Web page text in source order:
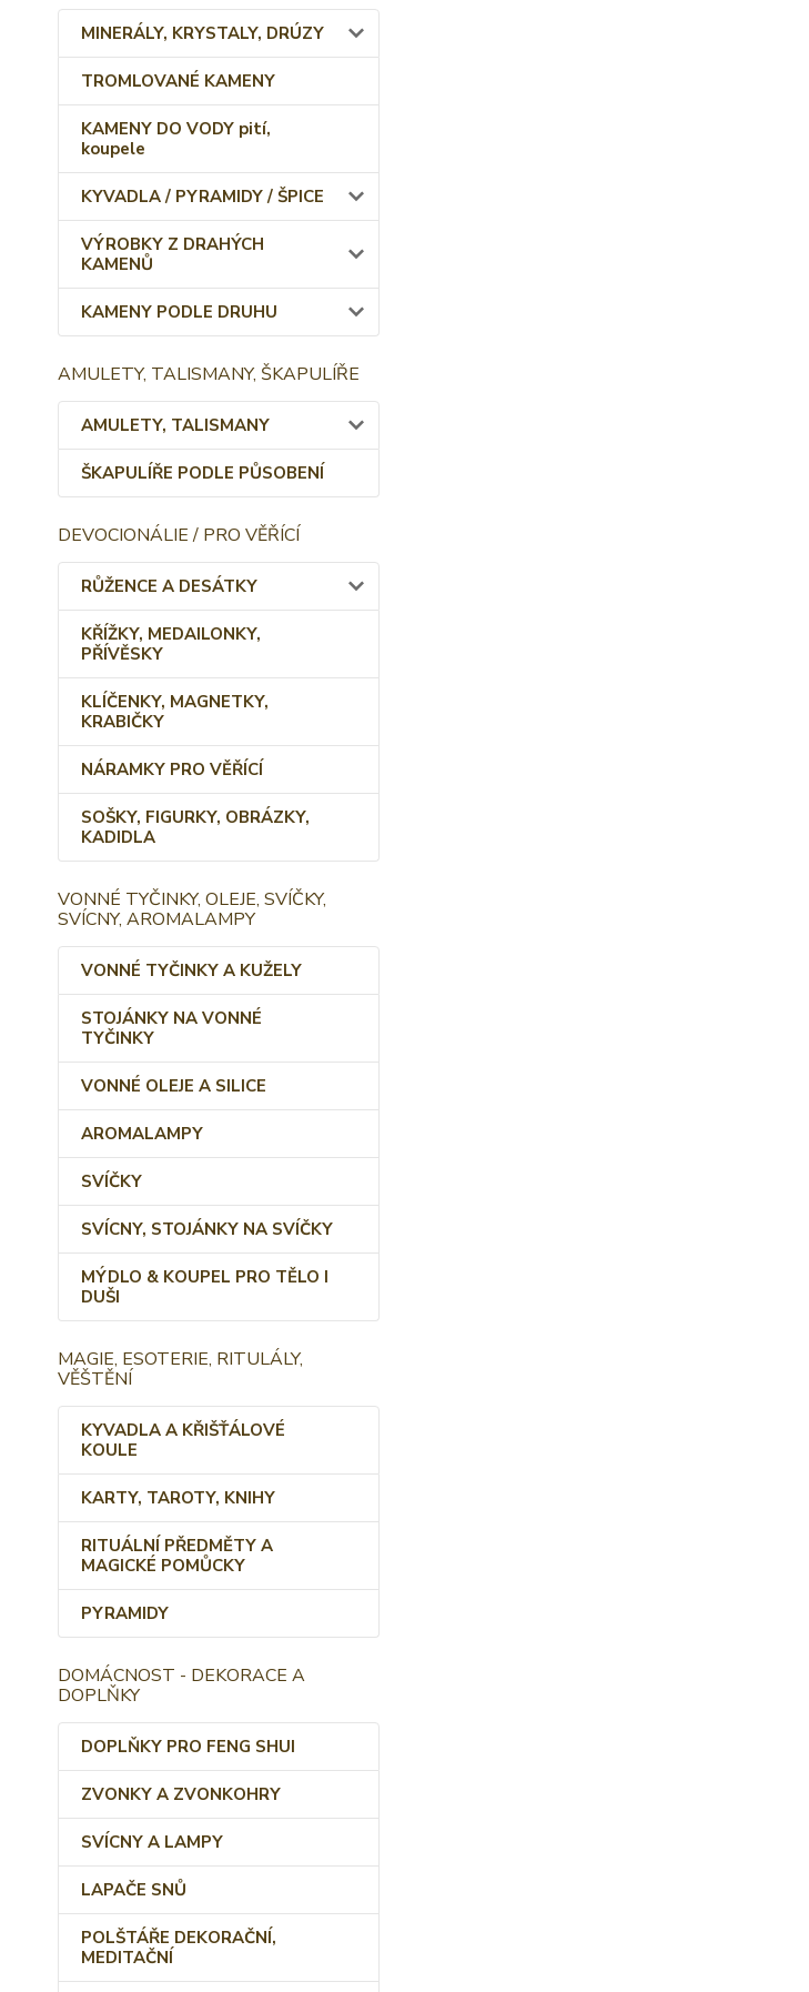
MINERÁLY, KRYSTALY, DRÚZY
TROMLOVANÉ KAMENY
KAMENY DO VODY pití,
koupele
KYVADLA / PYRAMIDY / ŠPICE
VÝROBKY Z DRAHÝCH
KAMENŮ
KAMENY PODLE DRUHU
AMULETY, TALISMANY, ŠKAPULÍŘE
AMULETY, TALISMANY
ŠKAPULÍŘE PODLE PŮSOBENÍ
DEVOCIONÁLIE / PRO VĚŘÍCÍ
RŮŽENCE A DESÁTKY
KŘÍŽKY, MEDAILONKY,
PŘÍVĚSKY
KLÍČENKY, MAGNETKY,
KRABIČKY
NÁRAMKY PRO VĚŘÍCÍ
SOŠKY, FIGURKY, OBRÁZKY,
KADIDLA
VONNÉ TYČINKY, OLEJE, SVÍČKY,
SVÍCNY, AROMALAMPY
VONNÉ TYČINKY A KUŽELY
STOJÁNKY NA VONNÉ
TYČINKY
VONNÉ OLEJE A SILICE
AROMALAMPY
SVÍČKY
SVÍCNY, STOJÁNKY NA SVÍČKY
MÝDLO & KOUPEL PRO TĚLO I
DUŠI
MAGIE, ESOTERIE, RITULÁLY,
VĚŠTĚNÍ
KYVADLA A KŘIŠŤÁLOVÉ
KOULE
KARTY, TAROTY, KNIHY
RITUÁLNÍ PŘEDMĚTY A
MAGICKÉ POMŮCKY
PYRAMIDY
DOMÁCNOST - DEKORACE A
DOPLŇKY
DOPLŇKY PRO FENG SHUI
ZVONKY A ZVONKOHRY
SVÍCNY A LAMPY
LAPAČE SNŮ
POLŠTÁŘE DEKORAČNÍ,
MEDITAČNÍ